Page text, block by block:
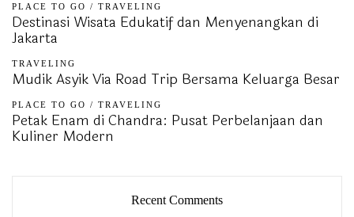
PLACE TO GO / TRAVELING
Destinasi Wisata Edukatif dan Menyenangkan di
Jakarta
TRAVELING
Mudik Asyik Via Road Trip Bersama Keluarga Besar
PLACE TO GO / TRAVELING
Petak Enam di Chandra: Pusat Perbelanjaan dan
Kuliner Modern
Recent Comments